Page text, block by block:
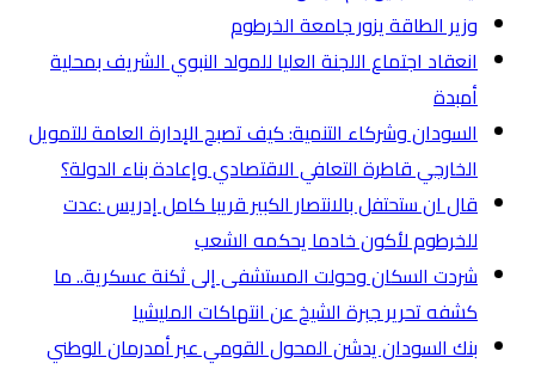
وزير الطاقة يزور جامعة الخرطوم
انعقاد اجتماع اللجنة العليا للمولد النبوي الشريف بمحلية
أمبدة
السودان وشركاء التنمية: كيف تصبح الإدارة العامة للتمويل
الخارجي قاطرة التعافي الاقتصادي وإعادة بناء الدولة؟
قال ان ستحتفل بالانتصار الكبير قريبا كامل إدريس :عدت
للخرطوم لأكون خادما يحكمه الشعب
شردت السكان وحولت المستشفى إلى ثكنة عسكرية.. ما
كشفه تحرير جبرة الشيخ عن انتهاكات المليشيا
بنك السودان يدشن المحول القومي عبر أمدرمان الوطني